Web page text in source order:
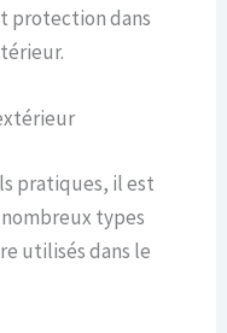
protection dans
pratiques, il est
types
utilisés dans le